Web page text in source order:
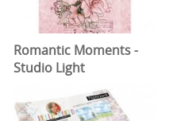
Romantic Moments -
Studio Light